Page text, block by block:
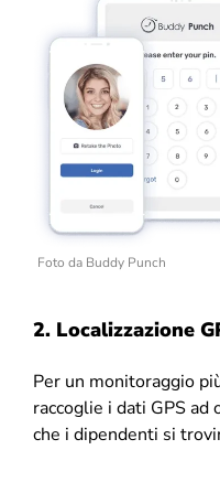
Foto da Buddy Punch
2. Localizzazione
Per un monitoraggio
raccoglie i dati GPS
che i dipendenti si